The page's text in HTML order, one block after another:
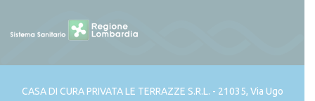
CASA DI CURA PRIVATA LE TERRAZZE S.R.L. - 21035, Via Ugo